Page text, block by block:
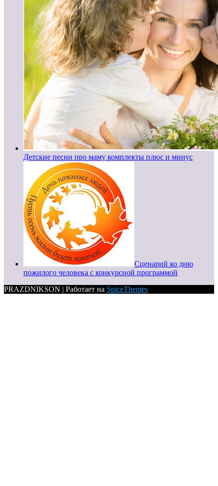
Детские песни про маму комплекты плюс и минус
Сценарий ко дню
пожилого человека с конкурсной программой
PRAZDNIKSON | Работает на SpiceThemes